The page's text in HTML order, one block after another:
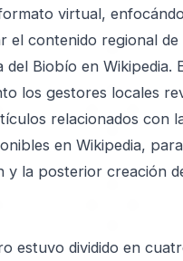
virtual,
el contenido regional de
del Biobío en Wikipedia.
los gestores locales
relacionados con
en Wikipedia,
y la posterior creación
estuvo dividido en